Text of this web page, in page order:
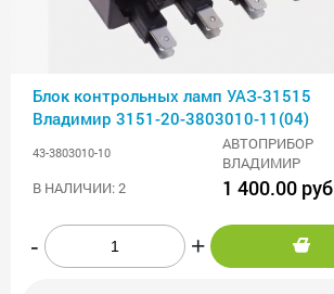
Блок контрольных ламп УАЗ-31515
Владимир 3151-20-3803010-11(04)
43-3803010-10
АВТОПРИБОР
ВЛАДИМИР
В НАЛИЧИИ: 2
1 400.00 руб
- +